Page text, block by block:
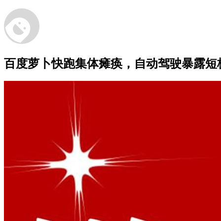
百度萝卜快跑集体瘫痪，自动驾驶暴露短